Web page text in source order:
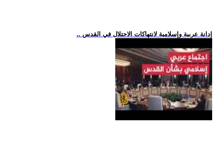
.. إدانة عربية وإسلامية لانتهاكات الاحتلال في القدس